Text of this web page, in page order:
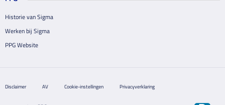
Historie van Sigma
Werken bij Sigma
PPG Website
Disclaimer AV Cookie-instellingen Privacyverklaring